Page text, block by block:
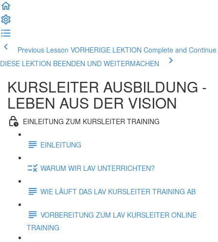
Previous Lesson VORHERIGE LEKTION Complete and Continue
DIESE LEKTION BEENDEN UND WEITERMACHEN
KURSLEITER AUSBILDUNG -
LEBEN AUS DER VISION
EINLEITUNG ZUM KURSLEITER TRAINING
EINLEITUNG
WARUM WIR LAV UNTERRICHTEN?
WIE LÄUFT DAS LAV KURSLEITER TRAINING AB
VORBEREITUNG ZUM LAV KURSLEITER ONLINE
TRAINING